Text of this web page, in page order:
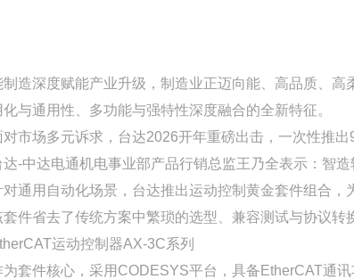
制造深度赋能产业升级，制造业正迈向能、高品质、
化与通用性、多功能与强特性深度融合的全新特征。
对市场多元诉求，台达2026开年重磅出击，一次性推
达-中达电通机电事业部产品行销总监王乃全表示：智
对通用自动化场景，台达推出运动控制黄金套件组合，
套件省去了传统方案中繁琐的选型、兼容测试与协议
运动控制器AX-3C系列
为套件核心，采用CODESYS平台，具备EtherCAT通